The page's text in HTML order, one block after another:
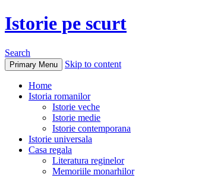
Istorie pe scurt
Search
Primary Menu Skip to content
Home
Istoria romanilor
Istorie veche
Istorie medie
Istorie contemporana
Istorie universala
Casa regala
Literatura reginelor
Memoriile monarhilor